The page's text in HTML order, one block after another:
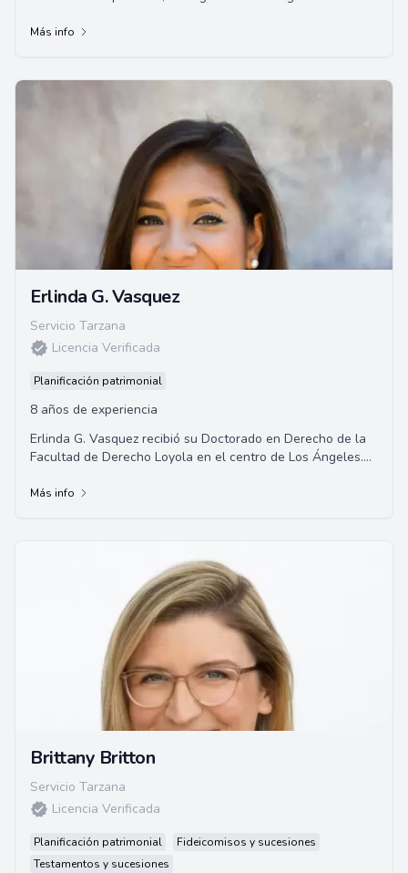
Más info
Erlinda G. Vasquez
Servicio Tarzana
Licencia Verificada
Planificación patrimonial
8 años de experiencia
Erlinda G. Vasquez recibió su Doctorado en Derecho de la
Facultad de Derecho Loyola en el centro de Los Ángeles.
Más info
Brittany Britton
Servicio Tarzana
Licencia Verificada
Planificación patrimonial
Fideicomisos y sucesiones
Testamentos y sucesiones